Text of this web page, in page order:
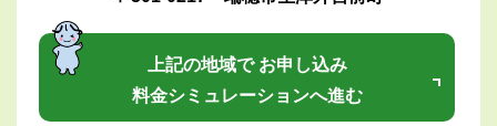
上記の地域で お申し込み
料金シミュレーションへ進む